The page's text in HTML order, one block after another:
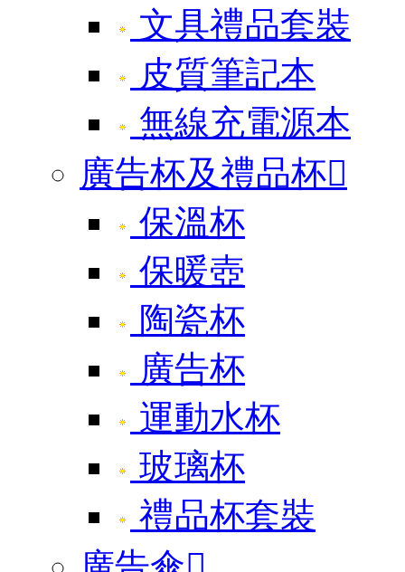
文具禮品套裝
皮質筆記本
無線充電源本
廣告杯及禮品杯
保溫杯
保暖壺
陶瓷杯
廣告杯
運動水杯
玻璃杯
禮品杯套裝